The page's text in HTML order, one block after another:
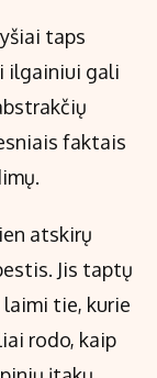
taps
ilgainiui gali
faktais
atskirų
Jis taptų
tie, kurie
rodo, kaip